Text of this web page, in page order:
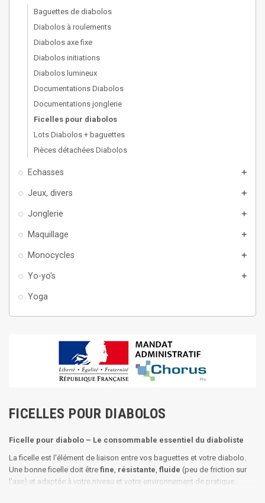
Baguettes de diabolos
Diabolos à roulements
Diabolos axe fixe
Diabolos initiations
Diabolos lumineux
Documentations Diabolos
Documentations jonglerie
Ficelles pour diabolos
Lots Diabolos + baguettes
Pièces détachées Diabolos
Echasses add
Jeux, divers add
Jonglerie add
Maquillage add
Monocycles add
Yo-yo's add
Yoga
FICELLES POUR DIABOLOS
Ficelle pour diabolo – Le consommable essentiel du diaboliste
La ficelle est l'élément de liaison entre vos baguettes et votre diabolo.
Une bonne ficelle doit être fine, résistante, fluide (peu de friction sur
l'axe) et adaptée à votre niveau et votre environnement de pratique.